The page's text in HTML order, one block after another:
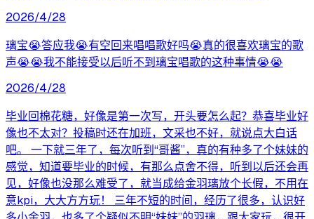
2026/4/28
璃宝😭答应我😭有空回来唱唱歌好吗😭真的很喜欢璃宝的歌
声😭😭我不能接受以后听不到璃宝唱歌的这种事情😭😭
2026/4/28
毕业回棉花糖，好像是第一次写，开头要怎么起？恭喜毕业好
像也不太对？投稿时还在加班，文采也不好，就说点大白话
吧。 一下就三年了，每次听到“哥酱”，真的有种多了个妹妹的
感觉，知道要毕业的时候，有那么点舍不得，听到以后还会再
见，好像也没那么难受了，就当成给金羽璃放个长假，不用在
意kpi，大大方方玩！ 三年不短的时间，经历了很多，认识好